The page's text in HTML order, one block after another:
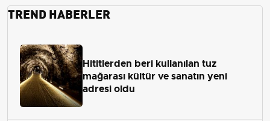
TREND HABERLER
Hititlerden beri kullanılan tuz
mağarası kültür ve sanatın yeni
adresi oldu